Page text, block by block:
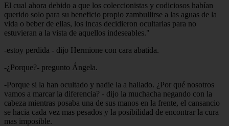
El cual ahora debido a que los coleccionistas y codiciosos habían
querido solo para su beneficio propio zambullirse a las aguas de la
vida o beber de ellas, los incas decidieron ocultarlas para no
estuvieran a la vista de aquellos indeseables."
-estoy perdida - dijo Hermione con cara abatida.
-¿Porque?- pregunto Ángela.
-Porque si la han ocultado y nadie la a hallado. ¿Por qué nosotros
vamos a marcar la diferencia? - dijo la muchacha negando con la
cabeza mientras posaba una de sus manos en la frente, el cansancio
se hacia cada vez mas pesados y la posibilidad de encontrar la cura
mas imposible.